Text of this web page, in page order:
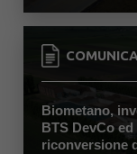
Biometano,
BTS DevCo
riconversione